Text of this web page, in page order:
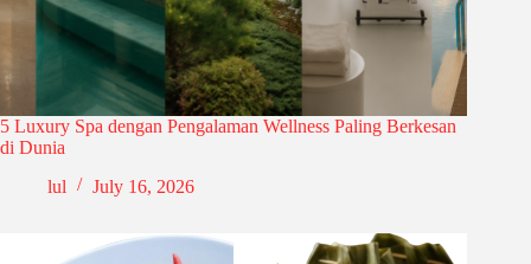
5 Luxury Spa dengan Pengalaman Wellness Paling Berkesan
di Dunia
lul
July 16, 2026